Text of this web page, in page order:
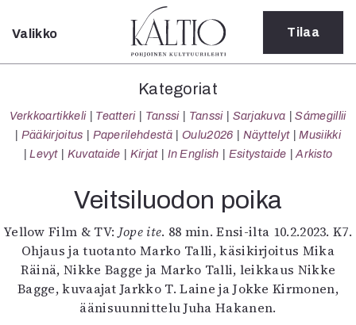
Sulje
Kategoriat
Verkkoartikkeli
Teatteri
Tanssi
Sarjakuva
Sámegillii
Pääkirjoitus
Paperilehdestä
Oulu2026
Näyttelyt
Musiikki
Valikko Tilaa
Kategoriat
Verkkoartikkeli Teatteri Tanssi Tanssi Sarjakuva
Sámegillii
Pääkirjoitus
Paperilehdestä Oulu2026 Näyttelyt
Musiikki
Levyt
Kuvataide Kirjat In English Esitystaide Arkisto
Veitsiluodon poika
Yellow Film & TV: Jope ite. 88 min. Ensi-ilta 10.2.2023. K7.
Ohjaus ja tuotanto Marko Talli, käsikirjoitus Mika
Räinä, Nikke Bagge ja Marko Talli, leikkaus Nikke
Bagge, kuvaajat Jarkko T. Laine ja Jokke Kirmonen,
äänisuunnittelu Juha Hakanen.